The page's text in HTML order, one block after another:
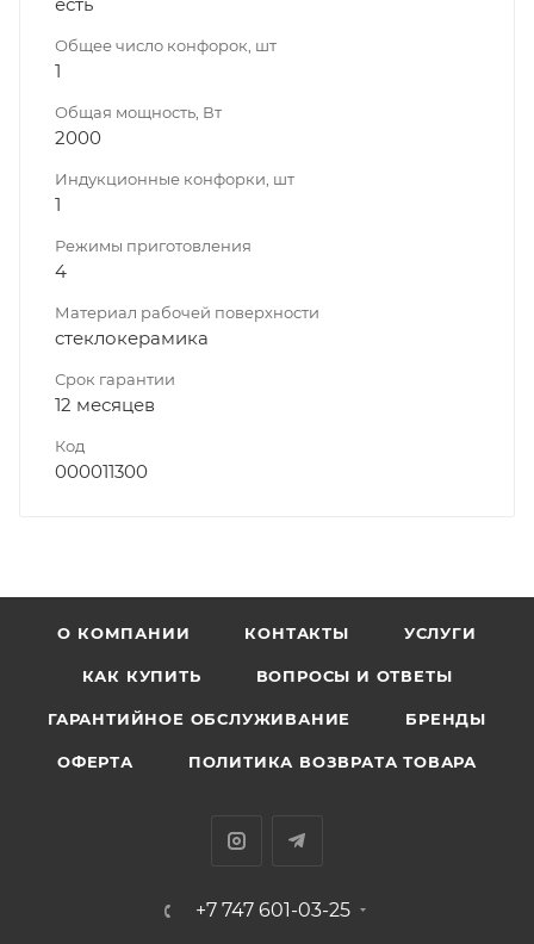
Общее число конфорок, шт
1
Общая мощность, Вт
2000
Индукционные конфорки, шт
1
Режимы приготовления
4
Материал рабочей поверхности
cтеклокерамика
Срок гарантии
12 месяцев
Код
000011300
О КОМПАНИИ КОНТАКТЫ УСЛУГИ
КАК КУПИТЬ ВОПРОСЫ И ОТВЕТЫ
ГАРАНТИЙНОЕ ОБСЛУЖИВАНИЕ БРЕНДЫ
ОФЕРТА ПОЛИТИКА ВОЗВРАТА ТОВАРА
+7 747 601-03-25